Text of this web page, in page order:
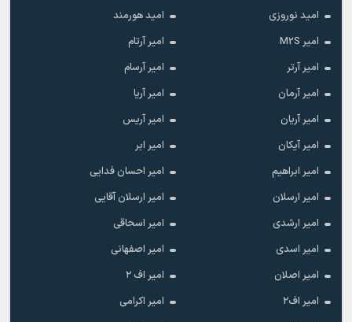
امید نوروزی
امید هورمند
امیر M2S
امیر آرتام
امیر آرتر
امیر آرسام
امیر آرمان
امیر آریا
امیر آریان
امیر آریس
امیر آیکان
امیر ابر
امیر ابراهیم
امیر احسان فدایی
امیر ارسلان
امیر ارسلان آقایی
امیر ارشدی
امیر اسحاقی
امیر اسدی
امیر اصفهانی
امیر اصلان
امیر اف ۲
امیر اف۲
امیر اکرامی